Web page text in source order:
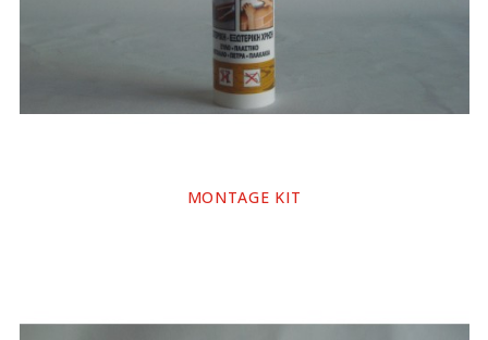
MONTAGE KIT